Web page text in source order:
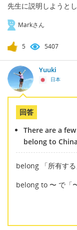
先生に説明しようと
Markさん
5 5407
Yuuki
日本
回答
There are a
belong to
belong 「所有する
belong to 〜 で「